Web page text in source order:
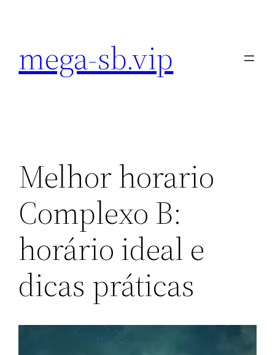
conteúdo
mega-sb.vip
Melhor horario
Complexo B:
horário ideal e
dicas práticas